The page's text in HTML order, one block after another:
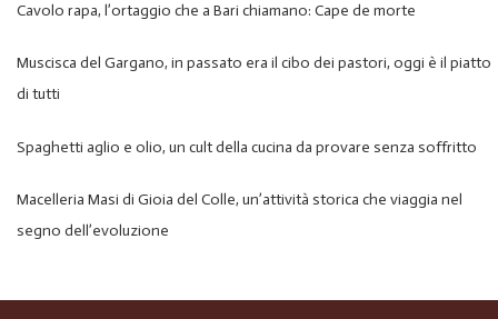
Cavolo rapa, l’ortaggio che a Bari chiamano: Cape de morte
Muscisca del Gargano, in passato era il cibo dei pastori, oggi è il piatto
di tutti
Spaghetti aglio e olio, un cult della cucina da provare senza soffritto
Macelleria Masi di Gioia del Colle, un’attività storica che viaggia nel
segno dell’evoluzione